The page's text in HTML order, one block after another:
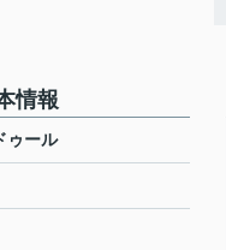
情報
ゥール